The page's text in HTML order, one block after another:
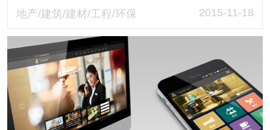
地产/建筑/建材/工程/环保 2015-11-18